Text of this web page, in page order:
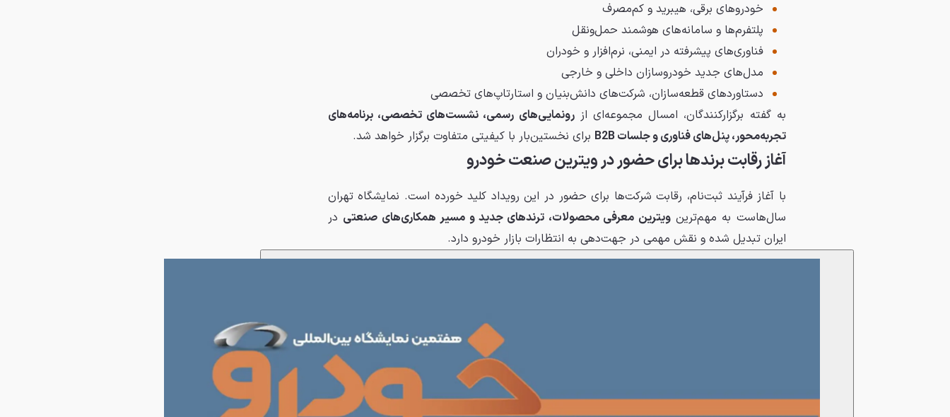
خودروهای برقی، هیبرید و کم‌مصرف
پلتفرم‌ها و سامانه‌های هوشمند حمل‌ونقل
فناوری‌های پیشرفته در ایمنی، نرم‌افزار و خودران
مدل‌های جدید خودروسازان داخلی و خارجی
دستاوردهای قطعه‌سازان، شرکت‌های دانش‌بنیان و استارتاپ‌های تخصصی
به گفته برگزارکنندگان، امسال مجموعه‌ای ازرونمایی‌های رسمی، نشست‌های تخصصی، برنامه‌های
تجربه‌محور، پنل‌های فناوری و جلسات B2B
برای نخستین‌بار با کیفیتی متفاوت برگزار خواهد شد.
آغاز رقابت برندها برای حضور در ویترین صنعت خودرو
با آغاز فرآیند ثبت‌نام، رقابت شرکت‌ها برای حضور در این رویداد کلید خورده است. نمایشگاه تهران
سال‌هاست به مهم‌ترینویترین معرفی محصولات، ترندهای جدید و مسیر همکاری‌های صنعتی در
ایران تبدیل شده و نقش مهمی در جهت‌دهی به انتظارات بازار خودرو دارد.